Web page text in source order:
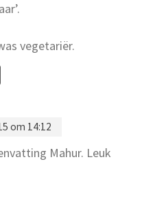
vegetariër.
om 14:12
Mahur. Leuk